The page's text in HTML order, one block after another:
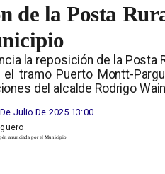
de la Posta
la reposición de la Posta
tramo Puerto Montt-
del alcalde Rodrigo
Julio De 2025 13:00